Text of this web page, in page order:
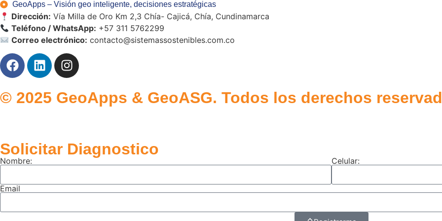
GeoApps – Visión geo inteligente, decisiones estratégicas
Dirección: Vía Milla de Oro Km 2,3 Chía- Cajicá, Chía, Cundinamarca
Teléfono / WhatsApp: +57 311 5762299
Correo electrónico: contacto@sistemassostenibles.com.co
© 2025 GeoApps & GeoASG. Todos los derechos
Solicitar Diagnostico
Nombre: Celular:
Email